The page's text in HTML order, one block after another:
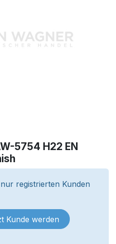
5754 H22 EN
registrierten Kunden
Kunde werden